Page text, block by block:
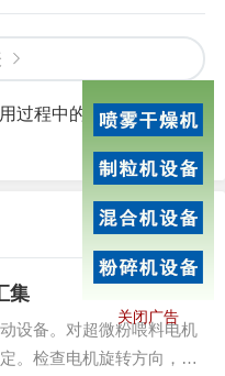
过程中的堵塞现象
集
备。对超微粉喂料电机
。检查电机旋转方向，调
关闭广告